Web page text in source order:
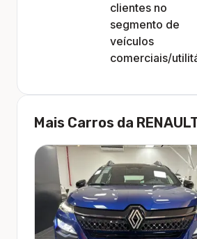
clientes no
segmento de
veículos
comerciais/
Mais Carros da